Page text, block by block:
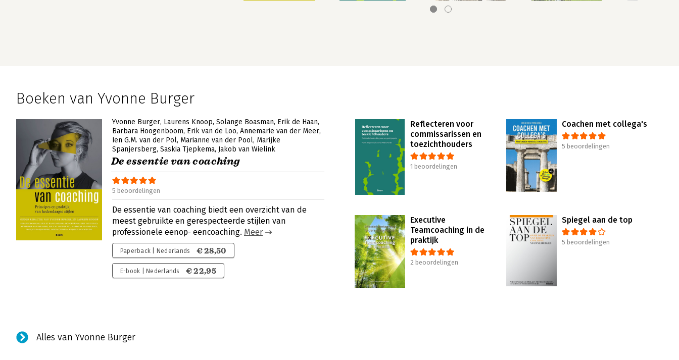
Boeken van Yvonne Burger
Yvonne Burger Laurens Knoop Solange Boasman Erik de Haan
Barbara Hoogenboom Erik van de Loo Annemarie van der Meer
Ien G.M. van der Pol Marianne van der Pool Marijke
Spanjersberg Saskia Tjepkema Jakob van Wielink
De essentie van coaching
5 beoordelingen
De essentie van coaching biedt een overzicht van de
meest gebruikte en gerespecteerde stijlen van
professionele eenop- eencoaching. Meer
Paperback | Nederlands € 28,50
E-book | Nederlands € 22,95
Reflecteren voor
commissarissen en
toezichthouders
1 beoordelingen
Coachen met collega's
5 beoordelingen
Executive
Teamcoaching in de
praktijk
2 beoordelingen
Spiegel aan de top
5 beoordelingen
Alles van Yvonne Burger